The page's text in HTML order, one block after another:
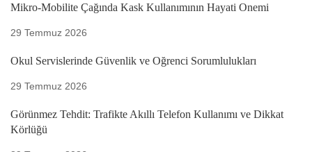
Mikro-Mobilite Çağında Kask Kullanımının Hayati Önemi
29 Temmuz 2026
Okul Servislerinde Güvenlik ve Öğrenci Sorumlulukları
29 Temmuz 2026
Görünmez Tehdit: Trafikte Akıllı Telefon Kullanımı ve Dikkat
Körlüğü